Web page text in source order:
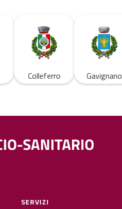
Colleferro Gavignano
SERVIZI